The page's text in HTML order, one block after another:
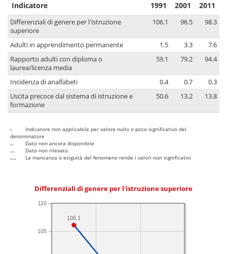
Indicatore 1991 2001 2011
Differenziali di genere per l'istruzione
superiore
106.1 96.5 98.3
Adulti in apprendimento permanente 1.5 3.3
7.6
Rapporto adulti con diploma o
laurea/licenza media
59.1 79.2 94.4
Incidenza di analfabeti 0.4 0.7
0.3
Uscita precoce dal sistema di istruzione e
formazione
50.6 13.2 13.8
-
Indicatore non applicabile per valore nullo o poco significativo del
denominatore
..
Dato non ancora disponibile
...
Dato non rilevato
....
La mancanza o esiguità del fenomeno rende i valori non significativi
Differenziali di genere per l'istruzione superiore
105
110
106.1